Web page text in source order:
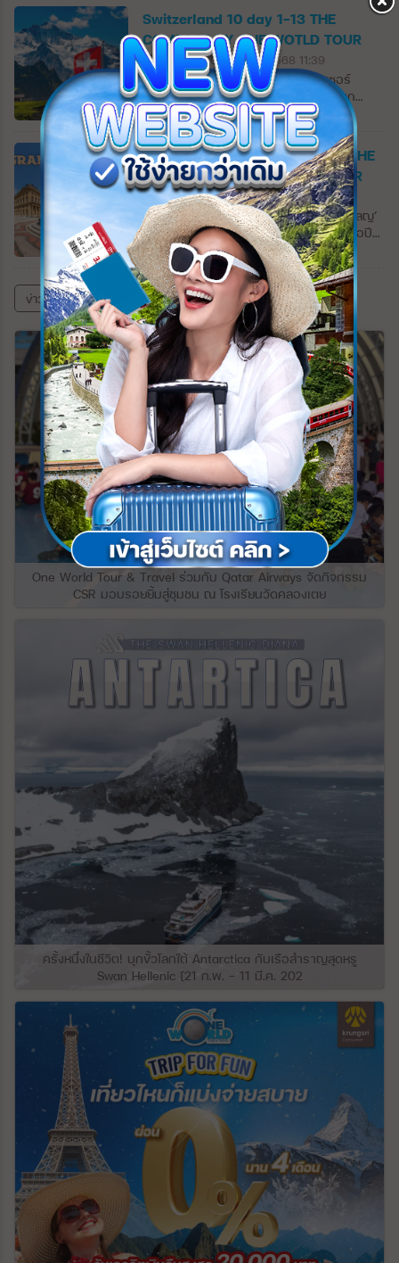
เทือกเขาคอเคซัส (Greater Caucasus) มี
อาณาเขตติดต่อกับรัสเซียทางเหนือและตะวัน
ออกเฉียงเหนือ ทางตะวันออกและตะวันออก
เฉียงใต้ติดอาเซอร์ไบจาน ทางใต้ติดอาร์เมเนีย
และตุรกี และทางตะวันตกติดทะเลดำ รากเหง้า
ของชาวจอร์เจียแผ่ขยายลึกลงไปใน
ประวัติศาสตร์ มรดกทางวัฒนธรรมของพวก
เขามีความเก่าแก่และมั่งคั่งเท่าเทียมกัน ในช่วง
ยุคกลาง อาณาจักรจอร์เจียอันทรงพลังได้
ดำรงอยู่ สูงถึงระดับสูงสุดระหว่างศตวรรษที่
10 ถึง 13 หลังจากการปกครองของตุรกีและ
เปอร์เซียมาเป็นเวลานาน จอร์เจียก็ถูกผนวก
โดยจักรวรรดิรัสเซียในศตวรรษที่ 19 จอร์เจีย
เป็นรัฐอิสระระหว่างปี 1918 ถึง 1921 เมื่อรวม
เข้ากับสหภาพโซเวียต ในปี 1963 จนกระทั่ง
การล่มสลายของสหภาพโซเวียต ในช่วงยุค
โซเวียต เศรษฐกิจจอร์เจียนมีความทันสมัยและ
มีความหลากหลาย จอร์เจียเป็นสาธารณรัฐที่มี
แนวคิดเรื่องเอกราชมากที่สุดแห่งหนึ่ง จอร์เจีย
ประกาศอำนาจอธิปไตยเมื่อวันที่ 19
พฤศจิกายน 1989 และได้รับเอกราชเมื่อวันที่ 9
เมษายน 1991 ทศวรรษ 1990 เป็นช่วงเวลา
ของความไม่มั่นคงและความไม่สงบในจอร์เจีย
เนื่องจากรัฐบาลหลังประกาศอิสรภาพชุดแรก
ถูกโค่นล้ม และขบวนการแบ่งแยกดินแดนได้เกิด
ขึ้นในเซาท์ออสซีเชียและอับคาเซีย (South
Ossetia and Abkhazia) ภูมิประเทศของ
จอร์เจียส่วนใหญ่เป็นภูเขา และมากกว่าหนึ่งใน
สามปกคลุมด้วยป่าไม้ จอร์เจียมีภูมิประเทศ
หลากหลายที่น่าทึ่ง ตั้งแต่ชายฝั่งทะเลดำกึ่งเขต
ร้อน ไปจนถึงน้ำแข็งและหิมะที่แนวยอดของ
เทือกเขาคอเคซัส ความแตกต่างดังกล่าวทำให้
พื้นที่ค่อนข้างเล็กของประเทศมีความน่าสนใจ
มากยิ่งขึ้น ภูมิประเทศที่เป็นภูเขาของจอร์เจีย
อาจแบ่งออกเป็นสามแบบ ทั้งหมดทอดยาวจาก
ทิศตะวันออกไปยังทิศตะวันตก ทางทิศเหนือ
เคซัส ซึ่งประกอบด้วยแนวเทือกเขาขนานและ
แนวขวางที่พุ่งสูงขึ้นไปทางทิศตะวันออก และ
มักจะคั่นด้วยโตรกธารและป่าลึก ยอดเขาที่
งดงามตระการตา ได้แก่ ยอดเขา Shkhara ซึ่ง
สูง 16,627 ฟุต (5,068 เมตร) เป็นจุดที่สูงที่สุด
ในจอร์เจีย และ Mounts Rustaveli, Tetnuld
และ Ushba ซึ่งทั้งหมดสูงกว่า 15,000 ฟุต
ปล่องของภูเขาไฟ Mkinvari (Kazbek) ที่ดับ
แล้วอยู่เหนือเทือกเขา Bokovoy ทางตอนเหนือ
สุดจากความสูง 16,512 ฟุต แนวยอดเขาที่
สำคัญจำนวนหนึ่งขยายออกไปทางทิศใต้จาก
ระยะกลาง รวมถึงของยอดเขา Lomis และ
Kartli (Kartalinian) ที่ตั้งฉากกับแนวเทือกเขา
คอเคเซียน จากแนวชายฝั่งที่ปกคลุมด้วยน้ำ
แข็งของพื้นที่สูงและสวยงามเหล่านี้ประกอบ
ด้วยลำธารและแม่น้ำหลายสายไหลผ่าน ความ
ลาดชันทางตอนใต้ของเทือกเขาเกรทเทอร์คอ
เคซัส ประกอบด้วยที่ราบลุ่มภาคกลางที่เกิดขึ้น
จากความกดอากาศต่ำทางโครงสร้างขนาด
ใหญ่ ที่ราบโกลคิดาใกล้ชายฝั่งทะเลดำถูก
ปกคลุมด้วยชั้นหนาของตะกอนที่เกิดจากแม่น้ำ
สำคัญของจอร์เจียตะวันตก ได้แก่ แม่น้ำ
Inguri, Rioni และ Kodori ซึ่งไหลลงมาจาก
เทือกเขาเกรทเทอร์คอเคซัส ซึ่งไหลผ่านพื้นที่
กว้างสู่ทะเล ภูมิภาคนี้จึงมีความสำคัญอย่างยิ่ง
ผ่านการเพาะปลูกพืชกึ่งเขตร้อนและพืชเชิง
พาณิชย์อื่นๆ ทางด้านทิศตะวันออก มีเทือกเขา
Meskhet และ Likh ซึ่งเชื่อมระหว่างเทือกเขา
คอเคซัสและที่ราบสูงคอเคซัส (Greater and
Lesser Caucasus) ระะหว่างแอ่งของทะเลดำ
และทะเลแคสเปียน ในจอร์เจียตอนกลาง
ระหว่างเมือง Khashuri และ Mtsʿkhetʿa
(เมืองหลวงโบราณ) เป็นที่ราบสูงชั้นในที่เรียก
ว่าที่ราบ Kartli (Kartalinian) ล้อมรอบด้วย
ภูเขาทางทิศเหนือ ทิศใต้ ทิศตะวันออก และทิศ
ตะวันตก ที่ปกคลุมไปด้วยตะกอนดินเหลืองเป็น
เราสามารถเห็นแสงอาทิตย์ได้ 24 ชั่วโมง และจะ
ออกมาจากขอบฟ้าเพื่อมาทักทายกับผู้คนแค่
ไม่กี่ชั่วโมงในฤดูหนาว ไอซ์แลนด์ตั้งอยู่ใน
มหาสมุทรแอตแลนติกเหนือก่อตั้งขึ้นเมื่อ
1,000 ปีก่อนในช่วงยุคแห่งการสำรวจและตั้ง
ถิ่นฐานของพวกไวกิ้ง เป็นดินแดนที่มีความ
แตกต่างอย่างชัดเจนของสภาพภูมิอากาศ
ภูมิศาสตร์และวัฒนธรรม ธารน้ำแข็งที่ใหญ่
ที่สุดในยุโรปส่องประกายระยิบระยับอย่าง
Vatna Glacier (Vatnajökull) ที่พาดผ่าน
เทือกเขาที่สวยงาม น้ำพุร้อนที่อุดมสมบูรณ์ให้
ความอบอุ่นแก่บ้านเรือน และกระแสน้ำนอก
ชายฝั่งกัลฟ์สตรีมให้สภาพอากาศที่อบอุ่นให้กับ
ผู้คนอาศัยอยู่ทางตอนเหนือสุดของโลก
ภูเขาไฟอีกประะมาณ 130 แห่งซึ่งส่งผลโดยตรง
ต่อลักษณะที่เปลี่ยนแปลงตลอดเวลาของสภาพ
แวดล้อมทางธรรมชาติ ไอซ์แลนด์ยังเป็นที่ตั้ง
ของหลุมอุกกาบาตหลายแห่ง โดยเฉพาะในเขต
ภูเขาไฟตะวันตกที่บางแห่งได้กลายเป็นแหล่ง
ท่องเที่ยวยอดนิยมของนักเดินทางจากทั่วทุก
มุมโลกในปี 2010 การปะทุเล็กน้อยที่ภูเขาไฟ
‘เอยาฟยาตลาเยอคุตล์’ (Eyjafjallajökull) ทำให้
การเดินทางทางอากาศทั่วยุโรปและ
อเมริกาเหนือหยุดชะงักเนื่องจากเถ้าภูเขาไฟ
จำนวนมากที่พ่นออกมาเป็นเวลาถึงหกวัน
Switzerland 10 day 1-13 THE
COMPASS BY ONE WOTLD TOUR
Updated : 01 ธันวาคม 2568 11:39
Switzerland 10 วัน #1?? ️“สวิตเซอร์
แลนด์” ประเทศเล็กๆ ในทวีปยุโรปตะวันตก
พื้นที่ส่วนใหญ่ของประเทศนั้นอยู่บนเทือกเขาแอ
ลป์ เทือกเขาที่ใหญ่สุดของทวีปยุโรปที่มีความ
หลากหลายทางภูมิประเทศ ทั้งยอดเขาสูง ทุ่ง
หญ้า น้ำตก “การ์เซีย” “Glacier” หรือธารน้ำ
แข็งที่แทรกตัวอยู่ตามภูเขาสูง รวมทั้งหมู่บ้าน
ชนบทที่กระจายตัวอยู่ทั่วไปตามเนินเขา ผู้คนที่
เป็นมิตร การเดินทางที่สะดวกสบาย ไม่แปลกใจ
เลยที่นักเดินทางหลายคนต่างตกหลุมรัก
ประเทศนี้… เราเริ่มต้นเที่ยวรายการนี้จากเมือง
ทิราโน่ ซึ่งตั้งอยู่ทางตอนเหนือทางของแคว้น
ลอมบาร์เดีย ประเทศอิตาลี ที่เวลาเพียงเล็ก
น้อยเพียงพอสำหรับการเดินเล่น เมืองเล็กๆ ที่
เงียบสงบแห่งนี้มีแม่น้ำแอดด้าสายน้อยไหลผ่าน
กลางเมืองเป็นที่ตั้งของวิหารพระแม่มารี วิหาร
สไตล์เรอเนสซองส์ที่สร้างในปี 1505 ซึ่งเป็น
ศาสนสถานที่สำคัญของเมือง…ทิราโน่อาจจะ
ไม่มีอะไรที่โดดเด่น แต่ทิราโน่คือจุดเริ่มต้นของ
เส้นทางรถไฟที่งดงามที่สุดแห่งหนึ่งในยุโรปนั่น
คือรถไฟสาย “Bernina Express” ที่เราจะนั่ง
เพื่อเดินทางข้ามเทือกเขาอัลไพน์สู่ประเทศ
สวิสเซอร์แลนด์กันครับ
GRAND GERMANY 11 DAY 1-18 THE
COMPASS BY ONE WORLD TOUR
Updated : 01 ธันวาคม 2568 11:35
Grand Germany 11 วัน 16 เมือง ‘โคโลญ’
เมืองใหญ่ที่สุดที่อยู่ริมฝั่งแม่น้ำไรน์ สร้างเมื่อปี
51 ในสมัยจักรพรรดิ์เคลาดิอุสแห่งอาณาจักร
โรมัน โคโลญก็ไม่ต่างจากเมืองอื่นๆในเยอรมันที่
โดนผลกระทบจากสงครามโลกครั้งที่ 2 อาคาร
สิ่งก่อสร้างต่างๆได้รับความเสียหายทั้งเมือง มี
เพียง ’มหาวิหารโคโลญ’ ที่ยังตั้งเด่นเป็นสง่า
ท่ามกลางกองซากปรักหักพังของอาคารบ้าน
เรือน วิหารคาธอลิกแห่งนี้ใช้เวลาก่อสร้างถึง
632 ปี (1248-1880) ในแบบสถาปัตยกรรมกอ
ธิค และได้รับการขึ้นทะเบียนเป็นมรดกโลกทาง
วัฒนธรรมในปี 1996 อีกหนึ่งกิจกรรมที่ไม่ควร
พลาดเมื่อมาเที่ยวเยอรมันคือการล่องเรือชม
บรรยากาศของแม่น้ำไรน์…เราเริ่มล่องเรือจาก
เมืองเล็กๆ ที่ชื่อ ‘เซนต์กอร์’ สู่เมือง ‘บ๊อบพาร์
ด’ ผ่านหมู่บ้าน และไร่องุ่นที่เรียงรายอยู่ทั้งสอง
ฝั่ง ต้นแม่น้ำสายนี้มาจากไหลมาจากเทือกเขา
แอลป์ผ่านหลายประเทศในยุโรป ช่วงที่ไหลผ่าน
เข้ามาในประเทศเยอรมันถือว่าเป็นช่วงที่มี
ความยาวมากที่สุด แม่น้ำไรน์ได้รับการยกย่อง
เป็นแม่น้ำที มีความสําคัญในยุโรมาตั้งแต่สมัย
จักรวรรดิโรมันในเรื่องของการขนส่งสินค้า
และยังเป็นยุทธศาสตร์สำคัญในการทำสงคราม
ซึ่งเราจะเห็นได้จากการที่มีป้อมปราการและ
ไรน์ให้เราได้เห็นตลอดในระหว่างล่อง
เรือ#Covid19จบเราจะไปเที่ยวกัน
ข่าวสารและบทความทั้งหมด
One World Tour & Travel ร่วมกับ Qatar Airways จัดกิจกรรม
CSR มอบรอยยิ้มสู่ชุมชน ณ โรงเรียนวัดคลองเตย
ครั้งหนึ่งในชีวิต! บุกขั้วโลกใต้ Antarctica กับเรือสำราญสุดหรู
Swan Hellenic [21 ก.พ. – 11 มี.ค. 202